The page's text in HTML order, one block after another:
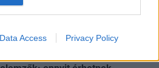
Data Access Privacy Policy
bringázással az ősz
Ride